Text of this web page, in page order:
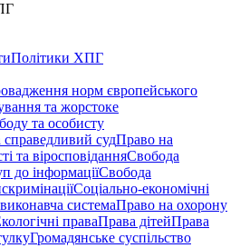
Політики ХПГ
норм європейського
та жорстоке
та особисту
судПраво на
та віросповіданняСвобода
до інформаціїСвобода
Соціально-економічні
системаПраво на охорону
праваПрава дітейПрава
Громадянське суспільство